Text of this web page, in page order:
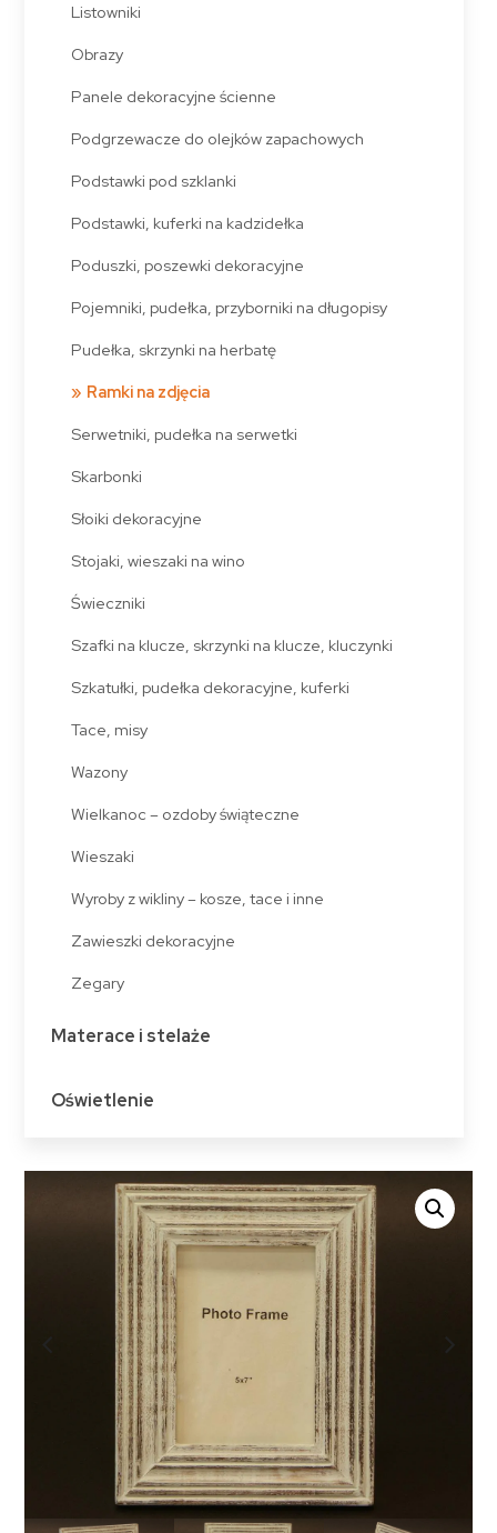
Listowniki
Obrazy
Panele dekoracyjne ścienne
Podgrzewacze do olejków zapachowych
Podstawki pod szklanki
Podstawki, kuferki na kadzidełka
Poduszki, poszewki dekoracyjne
Pojemniki, pudełka, przyborniki na długopisy
Pudełka, skrzynki na herbatę
Ramki na zdjęcia
Serwetniki, pudełka na serwetki
Skarbonki
Słoiki dekoracyjne
Stojaki, wieszaki na wino
Świeczniki
Szafki na klucze, skrzynki na klucze, kluczynki
Szkatułki, pudełka dekoracyjne, kuferki
Tace, misy
Wazony
Wielkanoc – ozdoby świąteczne
Wieszaki
Wyroby z wikliny – kosze, tace i inne
Zawieszki dekoracyjne
Zegary
Materace i stelaże
Oświetlenie